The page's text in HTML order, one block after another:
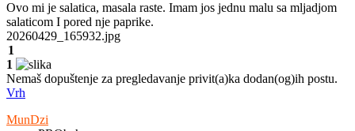
Ovo mi je salatica, masala raste. Imam jos jednu malu sa mljadjom
salaticom I pored nje paprike.
20260429_165932.jpg
1
1
Nemaš dopuštenje za pregledavanje privit(a)ka dodan(og)ih postu.
Vrh
MunDzi